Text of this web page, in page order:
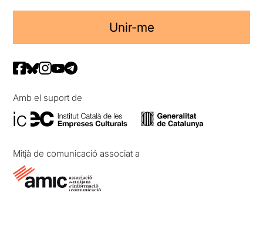
Unir-me
Amb el suport de
Mitjà de comunicació associat a